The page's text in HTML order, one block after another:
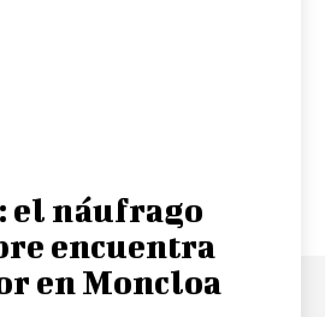
el náufrago
encuentra
en Moncloa